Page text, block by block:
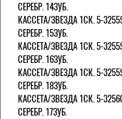
СЕРЕБР. 14ЗУБ.
КАССЕТА/ЗВЕЗДА 1СК. 5-
СЕРЕБР. 15ЗУБ.
КАССЕТА/ЗВЕЗДА 1СК. 5-
СЕРЕБР. 16ЗУБ.
КАССЕТА/ЗВЕЗДА 1СК. 5-
СЕРЕБР. 18ЗУБ.
КАССЕТА/ЗВЕЗДА 1СК. 5-
СЕРЕБР. 17ЗУБ.